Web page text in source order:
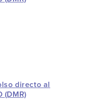
directo al
(DMR)